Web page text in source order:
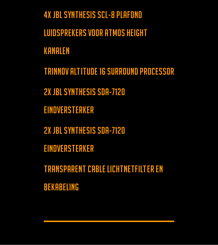
4x JBL Synthesis SCL-8 Plafond
Luidsprekers voor Atmos Height
kanalen
Trinnov Altitude 16 Surround Processor
2x JBL Synthesis SDA-7120
Eindversterker
2x JBL Synthesis SDA-7120
Eindversterker
Transparent Cable lichtnetfilter en
bekabeling